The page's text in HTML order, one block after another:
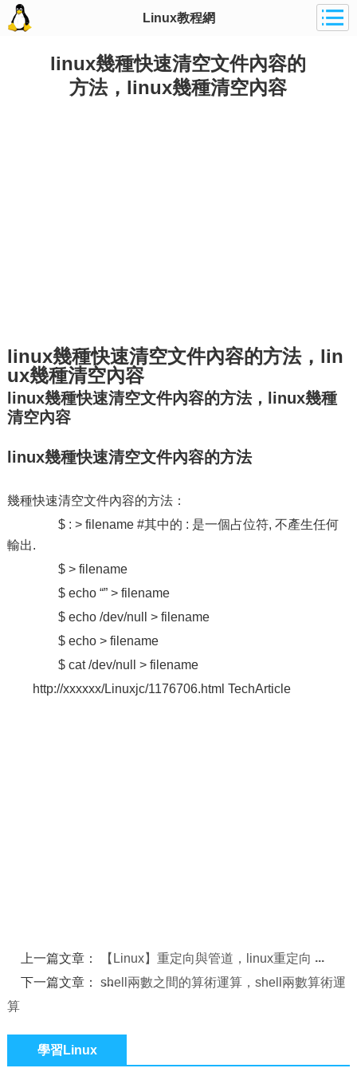
Linux教程網
linux幾種快速清空文件內容的
方法，linux幾種清空內容
linux幾種快速清空文件內容的方法，lin
ux幾種清空內容
linux幾種快速清空文件內容的方法，linux幾種
清空內容
linux幾種快速清空文件內容的方法
幾種快速清空文件內容的方法：
$ : > filename #其中的 : 是一個占位符, 不產生任何
輸出.
$ > filename
$ echo “” > filename
$ echo /dev/null > filename
$ echo > filename
$ cat /dev/null > filename
http://xxxxxx/Linuxjc/1176706.html TechArticle
上一篇文章：
【Linux】重定向與管道，linux重定向
下一篇文章：shell兩數之間的算術運算，shell兩數算術運
算
學習Linux